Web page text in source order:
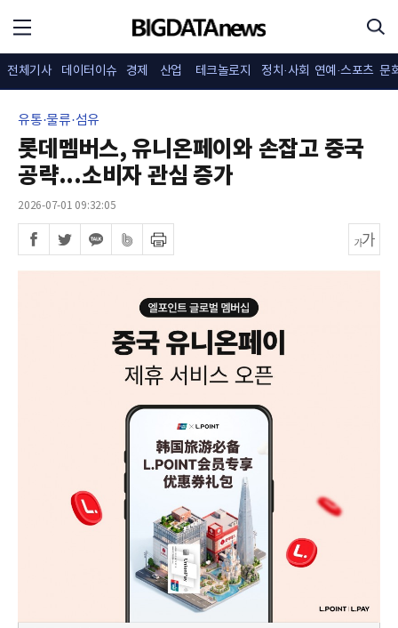
전체기사 데이터이슈 경제 산업 테크놀로지 정치·사회 연예·스포츠 문
유통·물류·섬유
롯데멤버스, 유니온페이와 손잡고 중국
공략...소비자 관심 증가
2026-07-01 09:32:05